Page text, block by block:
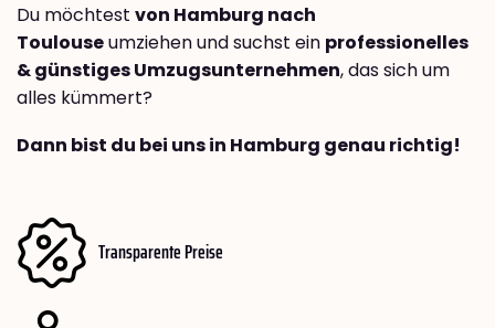
Du möchtest von Hamburg nach
Toulouseumziehen und suchst ein professionelles
& günstiges Umzugsunternehmen, das sich um
alles kümmert?
Dann bist du bei uns in Hamburg genau richtig!
Transparente Preise